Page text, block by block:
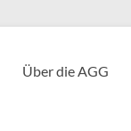
Über die AGG